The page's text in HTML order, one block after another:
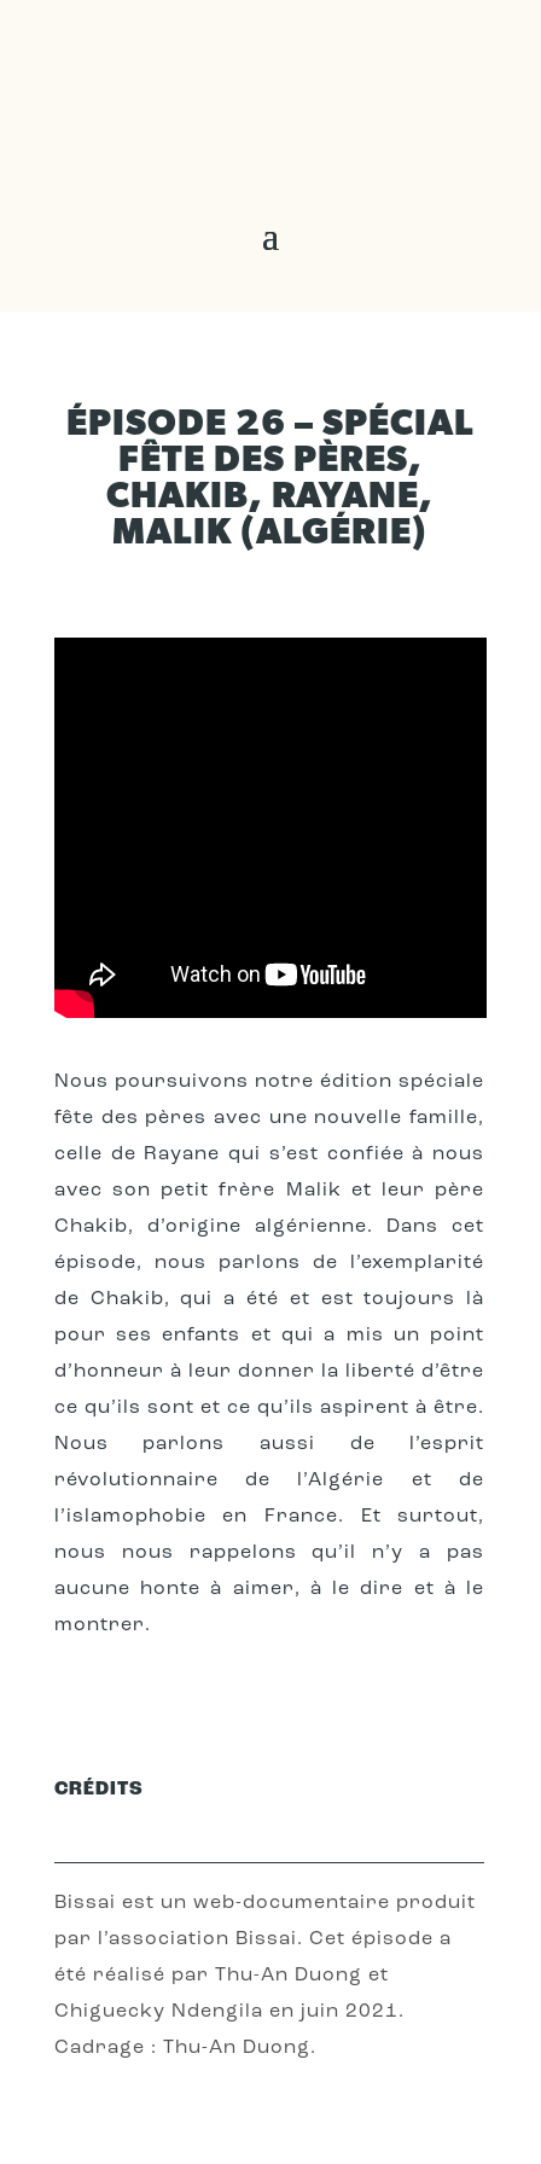
ÉPISODE 26 – SPÉCIAL
FÊTE DES PÈRES,
CHAKIB, RAYANE,
MALIK (ALGÉRIE)
Nous poursuivons notre édition spéciale
fête des pères avec une nouvelle famille,
celle de Rayane qui s’est confiée à nous
avec son petit frère Malik et leur père
Chakib, d’origine algérienne.
Dans cet
épisode, nous parlons de l’exemplarité
de Chakib, qui a été et est toujours là
pour ses enfants et qui a mis un point
d’honneur à leur donner la liberté d’être
ce qu’ils sont et ce qu’ils aspirent à être.
Nous parlons aussi de l’esprit
révolutionnaire de l’Algérie et de
l’islamophobie en France. Et surtout,
nous nous rappelons qu’il n’y a pas
aucune honte à aimer, à le dire et à le
montrer. ⁠ ⁠
CRÉDITS
Bissai est un web-documentaire produit
par l’association Bissai. Cet épisode a
été réalisé par Thu-An Duong et
Chiguecky Ndengila en juin 2021.
Cadrage : Thu-An Duong.